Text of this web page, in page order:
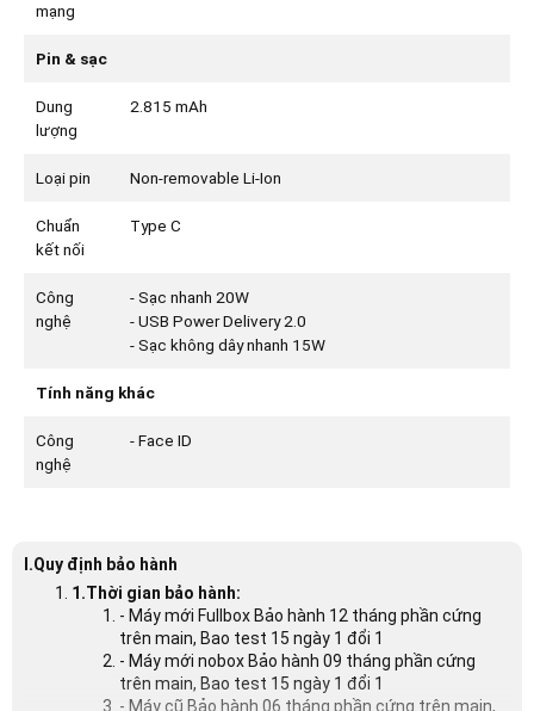
mạng
Pin & sạc
Dung
lượng
2.815 mAh
Loại pin Non-removable Li-Ion
Chuẩn
kết nối
Type C
Công
nghệ
- Sạc nhanh 20W
- USB Power Delivery 2.0
- Sạc không dây nhanh 15W
Tính năng khác
Công
nghệ
- Face ID
I.Quy định bảo hành
1.Thời gian bảo hành:
- Máy mới Fullbox Bảo hành 12 tháng phần cứng
trên main, Bao test 15 ngày 1 đổi 1
- Máy mới nobox Bảo hành 09 tháng phần cứng
trên main, Bao test 15 ngày 1 đổi 1
- Máy cũ Bảo hành 06 tháng phần cứng trên main,